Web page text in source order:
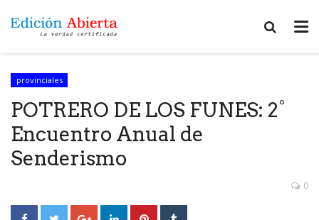
provinciales
POTRERO DE LOS FUNES: 2°
Encuentro Anual de
Senderismo
0